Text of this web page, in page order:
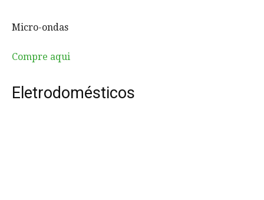
Micro-ondas
Compre aqui
Eletrodomésticos